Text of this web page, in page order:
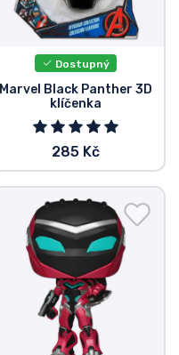
Dostupný
Marvel Black Panther 3D
klíčenka
285 Kč